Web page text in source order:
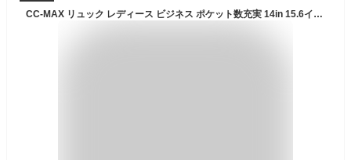
CC-MAX リュック レディース ビジネス ポケット数充実 14in 15.6インチ PC パソコン カジュアル A4 通勤 撥水 軽量 防犯 ブランド おしゃれ シンプル 大人 CC2606(ベージュ,L)